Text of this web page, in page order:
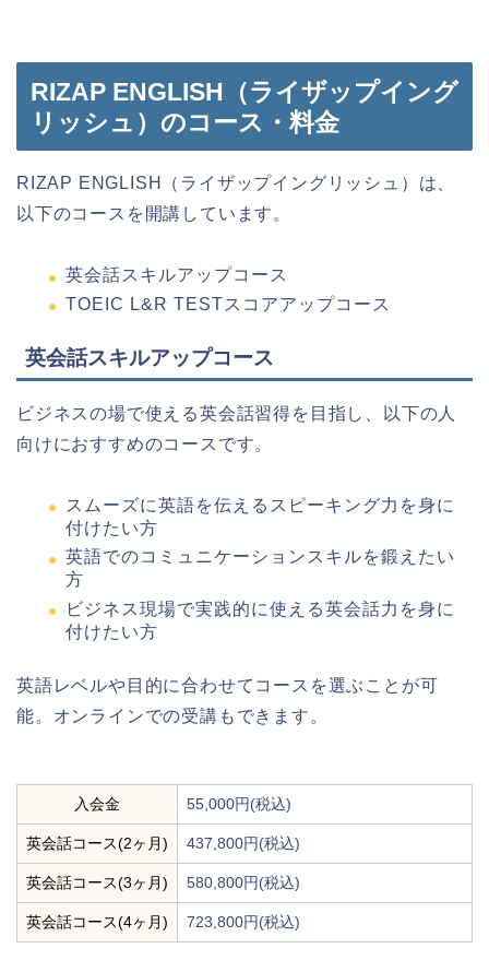
RIZAP ENGLISH（ライザップイング
リッシュ）のコース・料金
RIZAP ENGLISH（ライザップイングリッシュ）は、
以下のコースを開講しています。
英会話スキルアップコース
TOEIC L&R TESTスコアアップコース
英会話スキルアップコース
ビジネスの場で使える英会話習得を目指し、以下の人
向けにおすすめのコースです。
スムーズに英語を伝えるスピーキング力を身に
付けたい方
英語でのコミュニケーションスキルを鍛えたい
方
ビジネス現場で実践的に使える英会話力を身に
付けたい方
英語レベルや目的に合わせてコースを選ぶことが可
能。オンラインでの受講もできます。
入会金 55,000円(税込)
英会話コース(2ヶ月) 437,800円(税込)
英会話コース(3ヶ月) 580,800円(税込)
英会話コース(4ヶ月) 723,800円(税込)